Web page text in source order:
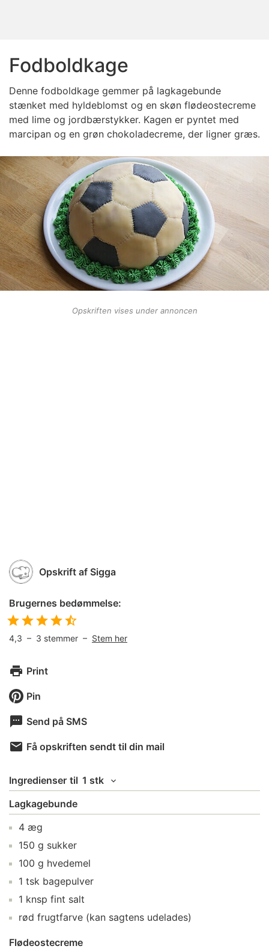
Fodboldkage
Denne fodboldkage gemmer på lagkagebunde
stænket med hyldeblomst og en skøn flødeostecreme
med lime og jordbærstykker. Kagen er pyntet med
marcipan og en grøn chokoladecreme, der ligner græs.
Opskriften vises under annoncen
Opskrift af Sigga
Brugernes bedømmelse:
4,3 – 3 stemmer – Stem her
Print
Pin
Send på SMS
Få opskriften sendt til din mail
Ingredienser til 1 stk
Lagkagebunde
4 æg
150 g sukker
100 g hvedemel
1 tsk bagepulver
1 knsp fint salt
rød frugtfarve (kan sagtens udelades)
Flødeostecreme